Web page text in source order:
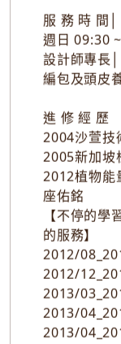
服 務 時 間
週日 09:30
設計師專長
編包及頭皮
進 修 經 歷
2004沙萱技
2005新加坡
2012植物能
座佑銘
【不停的
的服務】
2012/
2012/
2013/
2013/
2013/